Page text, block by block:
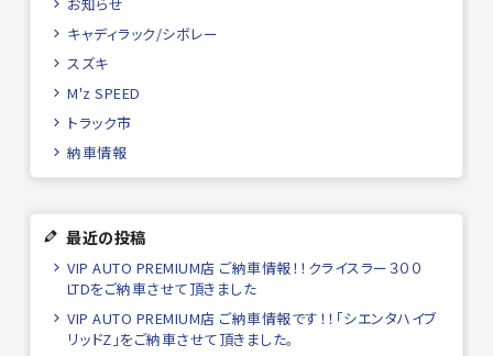
キャディラック/シボレー
スズキ
M'z SPEED
トラック市
納車情報
最近の投稿
VIP AUTO PREMIUM店 ご納車情報！！クライスラー３００
LTDをご納車させて頂きました
VIP AUTO PREMIUM店 ご納車情報です！！「シエンタハイブ
リッドZ」をご納車させて頂きました。